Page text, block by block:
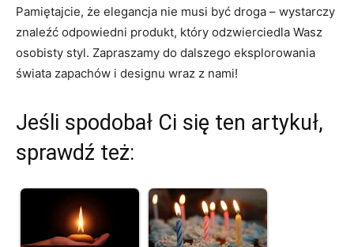
Pamiętajcie, że⁣ elegancja nie musi być droga⁤ – wystarczy
znaleźć odpowiedni produkt, który odzwierciedla Wasz
osobisty styl. Zapraszamy do dalszego eksplorowania‌
świata zapachów⁣ i designu wraz z ⁢nami!
Jeśli spodobał Ci się ten artykuł,
sprawdź też: